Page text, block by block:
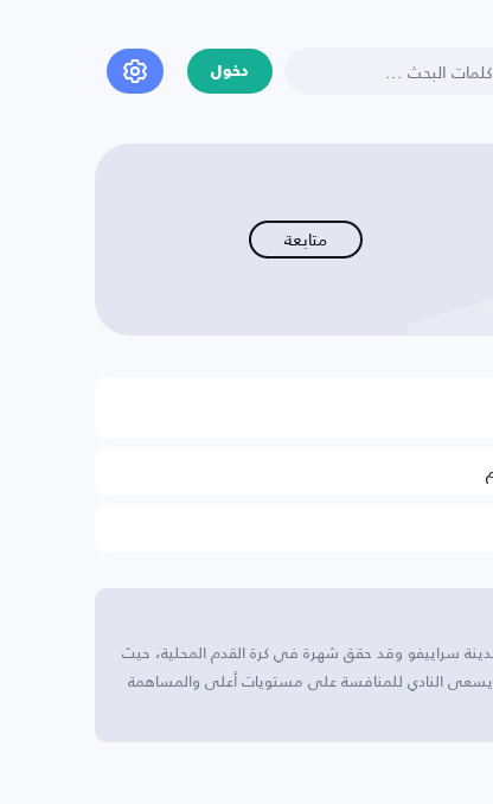
دخول
متابعة
سراييفو وقد حقق شهرة في كرة القدم المحلية، حيث
يسعى النادي للمنافسة على مستويات أعلى والمساهمة